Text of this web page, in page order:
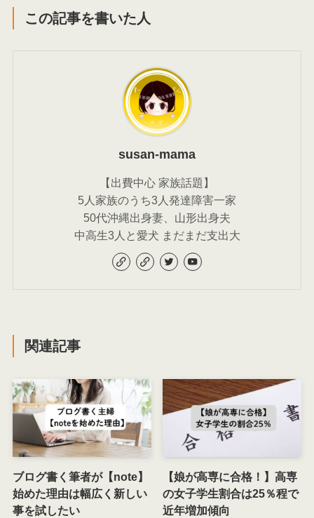
この記事を書いた人
susan-mama
【出費中心 家族話題】
5人家族のうち3人発達障害一家
50代沖縄出身妻、山形出身夫
中高生3人と愛犬 まだまだ支出大
関連記事
ブログ書く筆者が【note】
始めた理由は幅広く新しい
事を試したい
【娘が高専に合格！】高専
の女子学生割合は25％程で
近年増加傾向